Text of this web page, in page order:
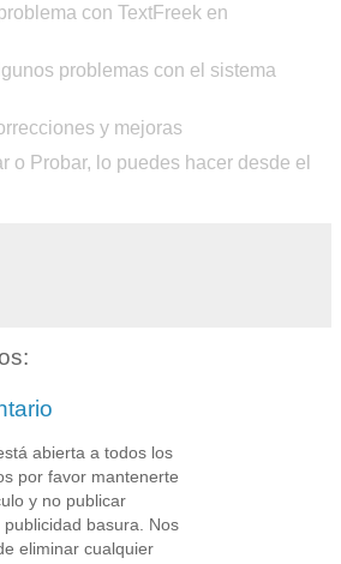
con TextFreek en
problemas con el sistema
y mejoras
o Probar, lo puedes hacer desde el
abierta a todos los
por favor mantenerte
y no publicar
basura. Nos
eliminar cualquier